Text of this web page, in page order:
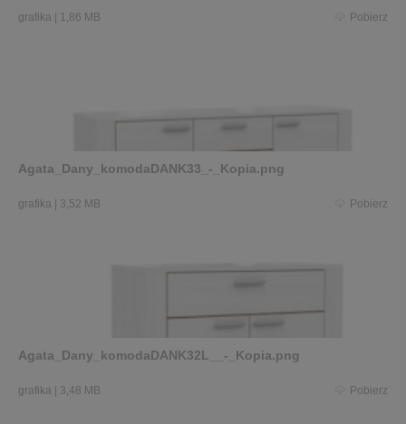
grafika 1,86 MB Pobierz
Agata_Dany_komodaDANK33_-_Kopia.png
grafika 3,52 MB Pobierz
Agata_Dany_komodaDANK32L__-_Kopia.png
grafika 3,48 MB Pobierz